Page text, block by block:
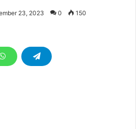
23, 2023 0 150